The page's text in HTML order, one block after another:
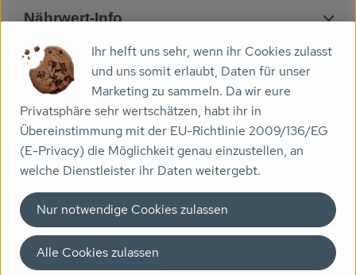
Veranstaltungen
Biomarkt
Wissen
Über uns
Nährwert-Info
Produktdatenblatt
Herkunft
Hersteller: Natural Cool
Deutschland
Natural Cool
Ihr helft uns sehr, wenn ihr Cookies zulasst
und uns somit erlaubt, Daten für unser
Marketing zu sammeln. Da wir eure
Privatsphäre sehr wertschätzen, habt ihr in
Übereinstimmung mit der EU-Richtlinie 2009/136/EG
(E-Privacy) die Möglichkeit genau einzustellen, an
welche Dienstleister ihr Daten weitergebt.
Nur notwendige Cookies zulassen
Alle Cookies zulassen